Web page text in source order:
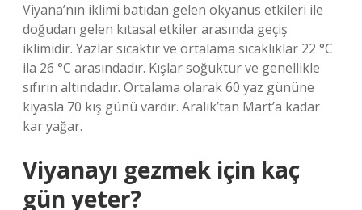
Viyana’nın iklimi batıdan gelen okyanus etkileri ile
doğudan gelen kıtasal etkiler arasında geçiş
iklimidir. Yazlar sıcaktır ve ortalama sıcaklıklar 22 °C
ila 26 °C arasındadır. Kışlar soğuktur ve genellikle
sıfırın altındadır. Ortalama olarak 60 yaz gününe
kıyasla 70 kış günü vardır. Aralık’tan Mart’a kadar
kar yağar.
Viyanayı gezmek için kaç
gün yeter?